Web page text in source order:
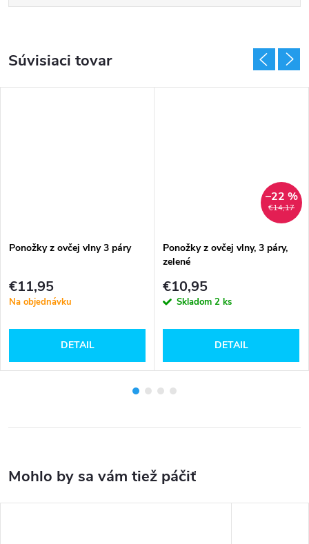
Súvisiaci tovar
Ponožky z ovčej vlny 3 páry
€11,95
Na objednávku
DETAIL
€14,17
–22 %
Ponožky z ovčej vlny, 3 páry,
zelené
€10,95
Skladom 2 ks
DETAIL